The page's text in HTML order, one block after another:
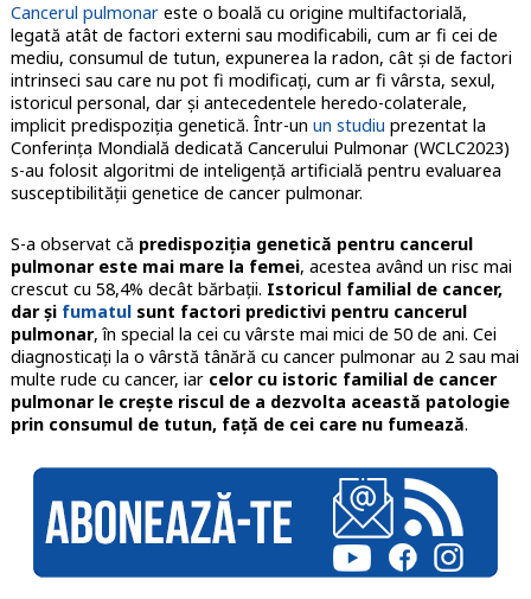
Cancerul pulmonar este o boală cu origine multifactorială,
legată atât de factori externi sau modificabili, cum ar fi cei de
mediu, consumul de tutun, expunerea la radon, cât și de factori
intrinseci sau care nu pot fi modificați, cum ar fi vârsta, sexul,
istoricul personal, dar și antecedentele heredo-colaterale,
implicit predispoziția genetică. Într-un un studiu prezentat la
Conferința Mondială dedicată Cancerului Pulmonar (WCLC2023)
s-au folosit algoritmi de inteligență artificială pentru evaluarea
susceptibilității genetice de cancer pulmonar.
S-a observat că predispoziția genetică pentru cancerul
pulmonar este mai mare la femei, acestea având un risc mai
crescut cu 58,4% decât bărbații. Istoricul familial de cancer,
dar și fumatulsunt factori predictivi pentru cancerul
pulmonar, în special la cei cu vârste mai mici de 50 de ani. Cei
diagnosticați la o vârstă tânără cu cancer pulmonar au 2 sau mai
multe rude cu cancer, iar celor cu istoric familial de cancer
pulmonar le crește riscul de a dezvolta această patologie
prin consumul de tutun, față de cei care nu fumează.